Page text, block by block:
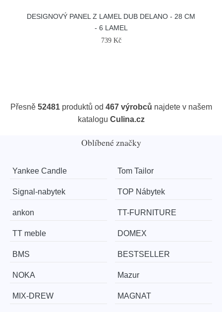
DESIGNOVÝ PANEL Z LAMEL DUB DELANO - 28 CM
- 6 LAMEL
739 Kč
Přesně 52481produktů od 467 výrobců najdete v našem
katalogu Culina.cz
Oblíbené značky
Yankee Candle Tom Tailor
Signal-nabytek TOP Nábytek
ankon TT-FURNITURE
TT meble DOMEX
BMS BESTSELLER
NOKA Mazur
MIX-DREW MAGNAT